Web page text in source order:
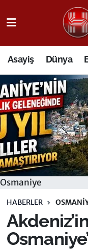
Asayiş Dünya
Osmaniye
HABERLER
Osmaniye
Osmaniye
Osmaniye
Süper Lig
Tüm
Son Dakika